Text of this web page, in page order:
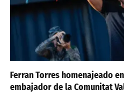
Ferran Torres homenajeado
embajador de la Comunitat